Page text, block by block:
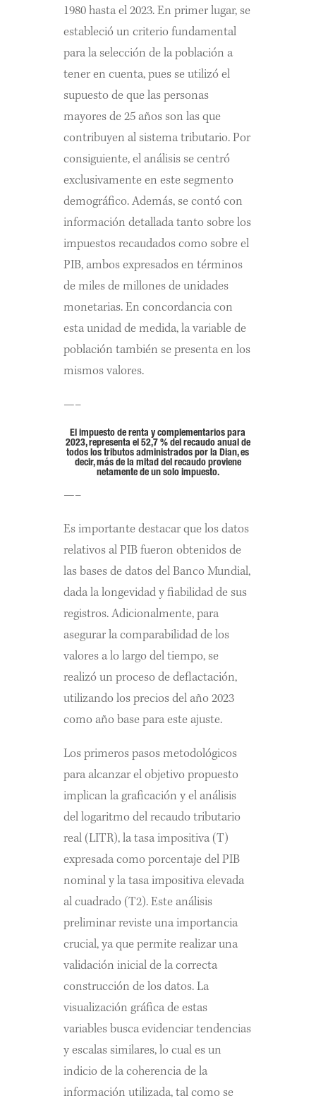
1980 hasta el 2023. En primer lugar, se
estableció un criterio fundamental
para la selección de la población a
tener en cuenta, pues se utilizó el
supuesto de que las personas
mayores de 25 años son las que
contribuyen al sistema tributario. Por
consiguiente, el análisis se centró
exclusivamente en este segmento
demográfico. Además, se contó con
información detallada tanto sobre los
impuestos recaudados como sobre el
PIB, ambos expresados en términos
de miles de millones de unidades
monetarias. En concordancia con
esta unidad de medida, la variable de
población también se presenta en los
mismos valores.
—–
El impuesto de renta y complementarios para
2023, representa el 52,7 % del recaudo anual de
todos los tributos administrados por la Dian, es
decir, más de la mitad del recaudo proviene
netamente de un solo impuesto.
—–
Es importante destacar que los datos
relativos al PIB fueron obtenidos de
las bases de datos del Banco Mundial,
dada la longevidad y fiabilidad de sus
registros. Adicionalmente, para
asegurar la comparabilidad de los
valores a lo largo del tiempo, se
realizó un proceso de deflactación,
utilizando los precios del año 2023
como año base para este ajuste.
Los primeros pasos metodológicos
para alcanzar el objetivo propuesto
implican la graficación y el análisis
del logaritmo del recaudo tributario
real (LITR), la tasa impositiva (T)
expresada como porcentaje del PIB
nominal y la tasa impositiva elevada
al cuadrado (T2). Este análisis
preliminar reviste una importancia
crucial, ya que permite realizar una
validación inicial de la correcta
construcción de los datos. La
visualización gráfica de estas
variables busca evidenciar tendencias
y escalas similares, lo cual es un
indicio de la coherencia de la
información utilizada, tal como se